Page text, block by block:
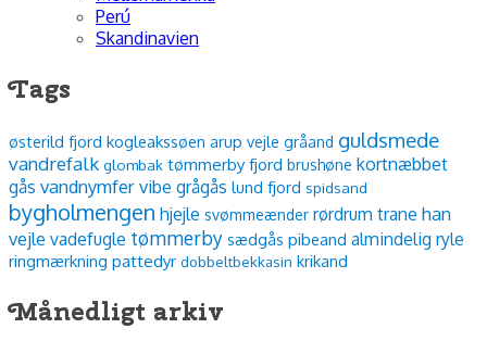
Perú
Skandinavien
Tags
østerild fjord kogleakssøen arup vejle gråand guldsmede
vandrefalk glombak tømmerby fjord brushøne kortnæbbet
gås vandnymfervibe grågås lund fjord spidsand
bygholmengen hjejle svømmeænder rørdrum trane han
vejle vadefugle tømmerby sædgås pibeand almindelig ryle
ringmærkning pattedyr dobbeltbekkasin krikand
Månedligt arkiv